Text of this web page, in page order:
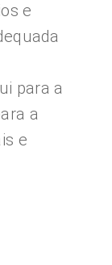
e
para a
a
e